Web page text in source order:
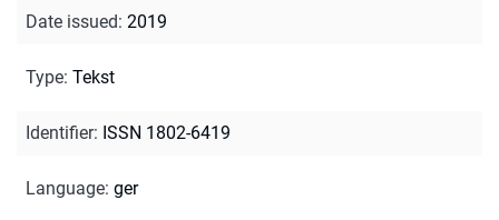
Date issued: 2019
Type: Tekst
Identifier: ISSN 1802-6419
Language: ger